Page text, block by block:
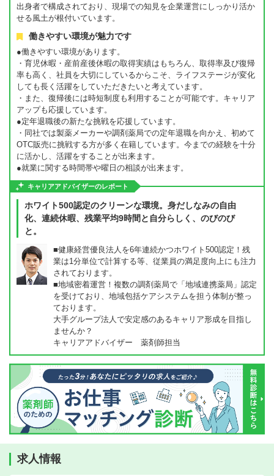
出身者で構成されており、現場での知見を企業運営にしっかり活か
せる風土が根付いています。
働きやすい環境が魅力です
●働きやすい環境があります。
・育児休暇・産前産後休暇の取得実績はもちろん、取得率及び復帰
率も高く、社員を大切にしているからこそ、ライフステージが変化
しても長く活躍をしていただきたいと考えています。
・また、復帰後には時短制度も利用することが可能です。キャリア
アップも応援しています。
●定年退職後の新たな挑戦を応援しています。
・同社では製薬メーカーや調剤薬局での定年退職を向かえ、初めて
OTC販売に挑戦する方が多く在籍しています。今までの経験を十分
に活かし、活躍をすることが出来ます。
●就業に関する時間帯や曜日の相談が出来ます。
キャリアアドバイザーのレポート
ホワイト500認定のクリーンな環境。身だしなみの自由
化、連続休暇、残業平均9時間と自分らしく、のびのび
と。
■健康経営優良法人を6年連続かつホワイト500認定！残
業は1分単位で計算する等、従業員の満足度向上にも注力
されております。
■地域密着運営！複数の調剤薬局で「地域連携薬局」認定
を受けており、地域包括ケアシステムを担う体制が整っ
ております。
大手グループ法人で安定感のあるキャリア形成を目指し
ませんか？
キャリアアドバイザー 薬剤師担当
求人情報